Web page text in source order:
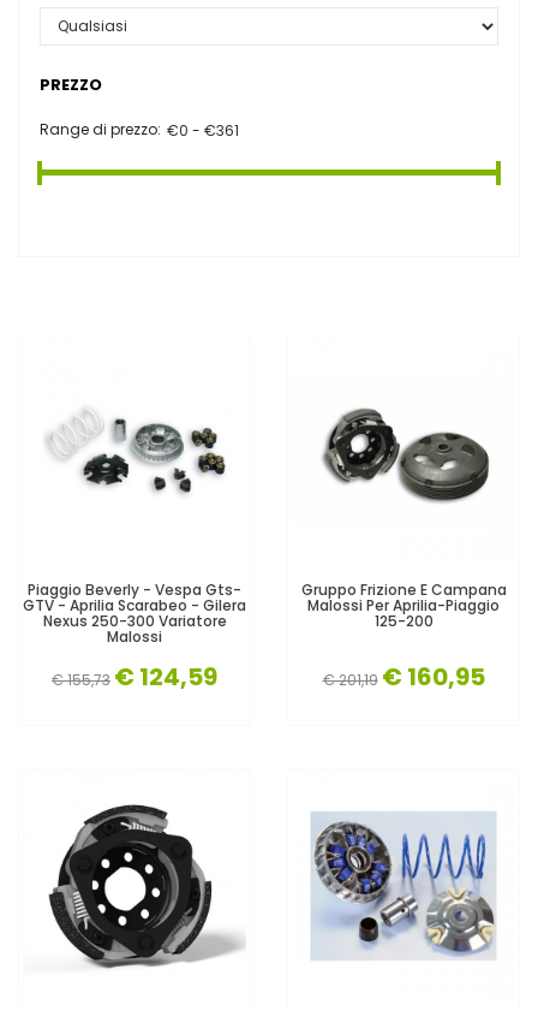
PREZZO
Range di prezzo:
Piaggio Beverly - Vespa Gts-
GTV - Aprilia Scarabeo - Gilera
Nexus 250-300 Variatore
Malossi
€ 155,73 € 124,59
Gruppo Frizione E Campana
Malossi Per Aprilia-Piaggio
125-200
€ 201,19 € 160,95